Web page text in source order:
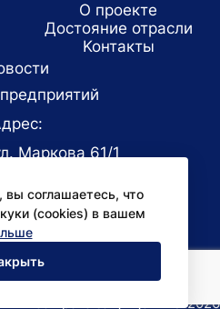
вы соглашаетесь, что
(cookies) в вашем
О проекте
Достояние отрасли
Koнтaкты
Маркова 61/1
СМИ:
Все права защищены © 2026